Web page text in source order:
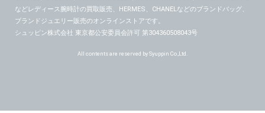
などレディース腕時計の買取販売、HERMES、CHANELなどのブランドバッグ、
ブランドジュエリー販売のオンラインストアです。
シュッピン株式会社 東京都公安委員会許可 第304360508043号
All contents are reserved by Syuppin Co.,Ltd.